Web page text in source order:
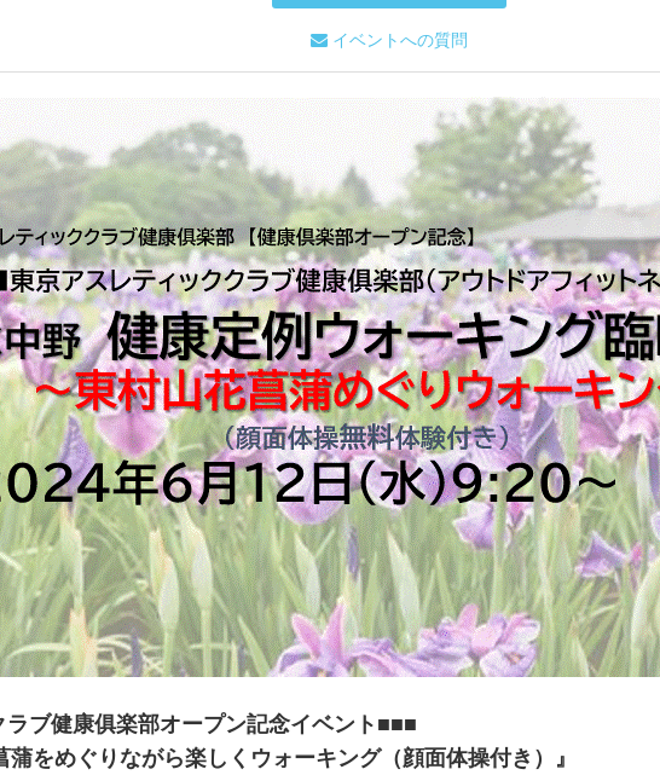
イベントへの質問
ブ健康俱楽部オープン記念イベント■■■
蒲をめぐりながら楽しくウォーキング（顔面体操付き）』